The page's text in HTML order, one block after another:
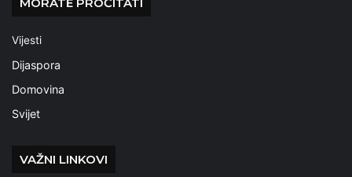
Vijesti
Dijaspora
Domovina
Svijet
VAŽNI LINKOVI